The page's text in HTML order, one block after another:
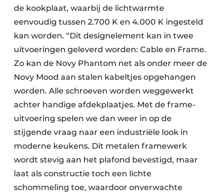
de kookplaat, waarbij de lichtwarmte
eenvoudig tussen 2.700 K en 4.000 K ingesteld
kan worden. “Dit designelement kan in twee
uitvoeringen geleverd worden: Cable en Frame.
Zo kan de Novy Phantom net als onder meer de
Novy Mood aan stalen kabeltjes opgehangen
worden. Alle schroeven worden weggewerkt
achter handige afdekplaatjes. Met de frame-
uitvoering spelen we dan weer in op de
stijgende vraag naar een industriële look in
moderne keukens. Dit metalen framewerk
wordt stevig aan het plafond bevestigd, maar
laat als constructie toch een lichte
schommeling toe, waardoor onverwachte